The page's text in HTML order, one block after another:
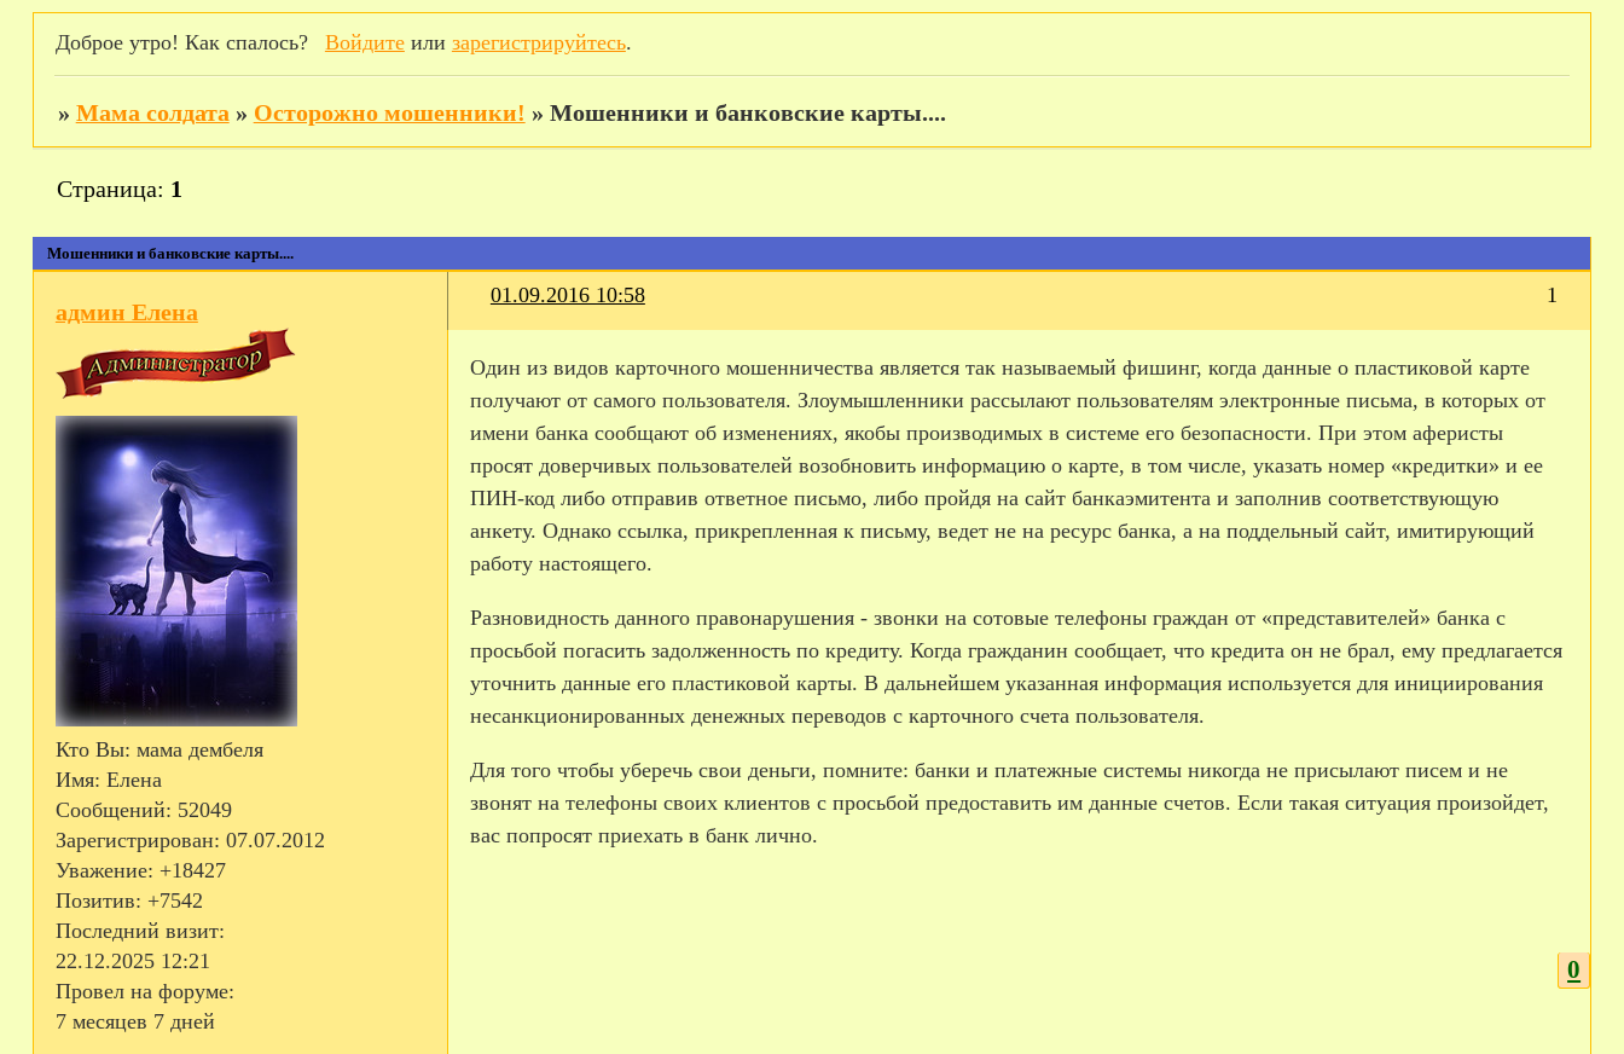
Доброе утро! Как спалось? Войдитеили зарегистрируйтесь.
» Мама солдата » Осторожно мошенники! » Мошенники и банковские карты....
Мошенники и банковские карты....
Страница: 1
1
01.09.2016 10:58
админ Елена
Кто Вы: мама дембеля
Имя: Елена
Сообщений: 52049
Зарегистрирован: 07.07.2012
Уважение: +18427
Позитив: +7542
Последний визит:
22.12.2025 12:21
Провел на форуме:
7 месяцев 7 дней
Один из видов карточного мошенничества является так называемый фишинг, когда данные о пластиковой карте
получают от самого пользователя. Злоумышленники рассылают пользователям электронные письма, в которых от
имени банка сообщают об изменениях, якобы производимых в системе его безопасности. При этом аферисты
просят доверчивых пользователей возобновить информацию о карте, в том числе, указать номер «кредитки» и ее
ПИН-­код либо отправив ответное письмо, либо пройдя на сайт банка­эмитента и заполнив соответствующую
анкету. Однако ссылка, прикрепленная к письму, ведет не на ресурс банка, а на поддельный сайт, имитирующий
работу настоящего.
Разновидность данного правонарушения - звонки на сотовые телефоны граждан от «представителей» банка с
просьбой погасить задолженность по кредиту. Когда гражданин сообщает, что кредита он не брал, ему предлагается
уточнить данные его пластиковой карты. В дальнейшем указанная информация используется для инициирования
несанкционированных денежных переводов с карточного счета пользователя.
Для того чтобы уберечь свои деньги, помните: банки и платежные системы никогда не присылают писем и не
звонят на телефоны своих клиентов с просьбой предоставить им данные счетов. Если такая ситуация произойдет,
вас попросят приехать в банк лично.
0